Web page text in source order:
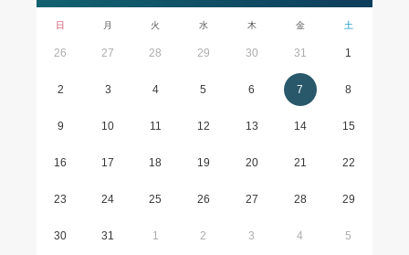
日 月 火 水 木 金 土
26 27 28 29 30 31 1
2 3 4 5 6 7 8
9 10 11 12 13 14 15
16 17 18 19 20 21 22
23 24 25 26 27 28 29
30 31 1 2 3 4 5